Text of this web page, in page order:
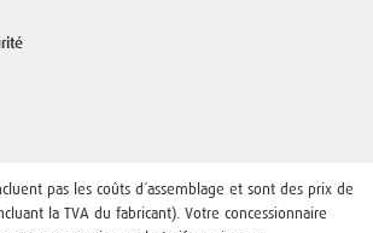
pas les coûts d´assemblage et sont des prix de
la TVA du fabricant). Votre concessionnaire